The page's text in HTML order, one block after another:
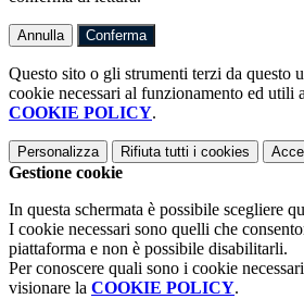
Annulla Conferma
Questo sito o gli strumenti terzi da questo
cookie necessari al funzionamento ed utili
COOKIE POLICY.
Personalizza Rifiuta tutti i cookies
Gestione cookie
In questa schermata è possibile scegliere
I cookie necessari sono quelli che
piattaforma e non è possibile disabilitarli.
Per conoscere quali sono i cookie
visionare la COOKIE POLICY.